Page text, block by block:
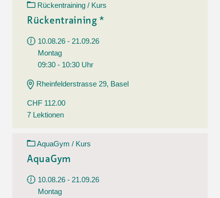
Rückentraining / Kurs
Rückentraining *
10.08.26 - 21.09.26
Montag
09:30 - 10:30 Uhr
Rheinfelderstrasse 29, Basel
CHF 112.00
7 Lektionen
AquaGym / Kurs
AquaGym
10.08.26 - 21.09.26
Montag